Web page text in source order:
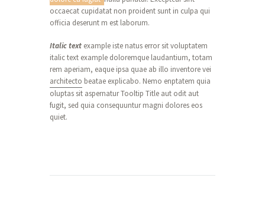
occaecat cupidatat non proident sunt in culpa qui
officia deserunt m est laborum.
Italic text example iste natus error sit voluptatem
italic text example doloremque laudantium, totam
rem aperiam, eaque ipsa quae ab illo inventore vei
architecto beatae explicabo. Nemo enptatem quia
oluptas sit aspernatur Tooltip Title aut odit aut
fugit, sed quia consequuntur magni dolores eos
quiet.